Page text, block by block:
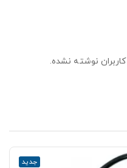
نوشته نشده.
جدید